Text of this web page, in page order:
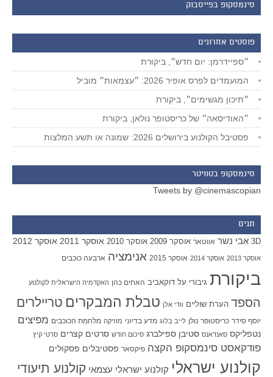
סינמסקופ בפייסבוק
פוסטים אחרונים
״ספיידרמן: יום חדש״, ביקורת
המועמדים לפרס אופיר 2026: ״עצמאות״ מוביל
״תיכון מגשימים״, ביקורת
״האודיסאה״ של כריסטופר נולאן, ביקורת
פסטיבל הקולנוע בירושלים 2026: שמונה או תשע המלצות
סינמסקופ בטוויטר
Tweets by @cinemascopian
תגים
3D אבי נשר אווטאר אוסקר 2009 אוסקר 2010 אוסקר 2011 אוסקר 2012
אוסקר 2013 אוסקר 2014 אוסקר 2015 אנימציה ארבעה כוכבים
ביקורת גיבורי על דוקאביב האחים כהן האקדמיה הישראלית לקולנוע
הספד הערת שוליים וודי אלן טבלת המבקרים טריילרים
יוסף סידר כריסטופר נולן לייב בלוג מדע בדיוני מוזיקה מלחמת הכוכבים מפיצים
נטפליקס סאנדאנס סטיבן ספילברג סיכום חודש סרטים קצרים סרטי קיץ
פודקאסט סינמסקופ הקצה פיקסאר פסטיבלים פסקולים
קולנוע ישראלי קולנוע ישראלי עצמאי קולנוע תיעודי